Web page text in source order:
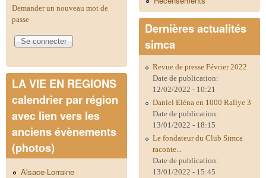
Demander un nouveau mot de
passe
LA VIE EN REGIONS
calendrier par région
avec lien vers les
anciens évènements
(photos)
Alsace-Lorraine
Dernières actualités
simca
Revue de presse Février 2022
Date de publication:
12/02/2022 - 10:21
Daniel Eléna en 1000 Rallye 3
Date de publication:
13/01/2022 - 18:15
Le fondateur du Club Simca
raconte...
Date de publication:
13/01/2022 - 15:45